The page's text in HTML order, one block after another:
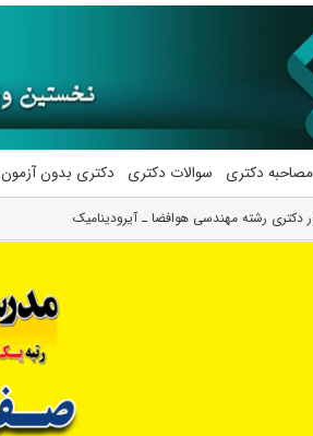
مصاحبه دکتری سوالات دکتری دکتری بدون آزمون
دکتری رشته ﻣﻬﻨﺪسی ﻫﻮاﻓﻀﺎ ـ آﻳﺮودﻳﻨﺎمیک